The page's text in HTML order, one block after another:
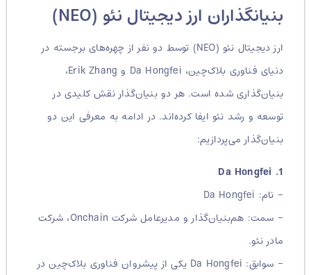
بنیانگذاران ارز دیجیتال نئو (NEO)
ارز دیجیتال نئو (NEO) توسط دو نفر از چهره‌های برجسته در
دنیای فناوری بلاک‌چین، Da Hongfei و Erik Zhang،
بنیان‌گذاری شده است. هر دو بنیان‌گذار نقش کلیدی در
توسعه و رشد نئو ایفا کرده‌اند. در ادامه به معرفی این دو
بنیان‌گذار می‌پردازیم:
– نام: Da Hongfei
– سمت: هم‌بنیان‌گذار و مدیرعامل شرکت Onchain، شرکت
مادر نئو.
– سوابق: Da Hongfei یکی از پیشروان فناوری بلاک‌چین در